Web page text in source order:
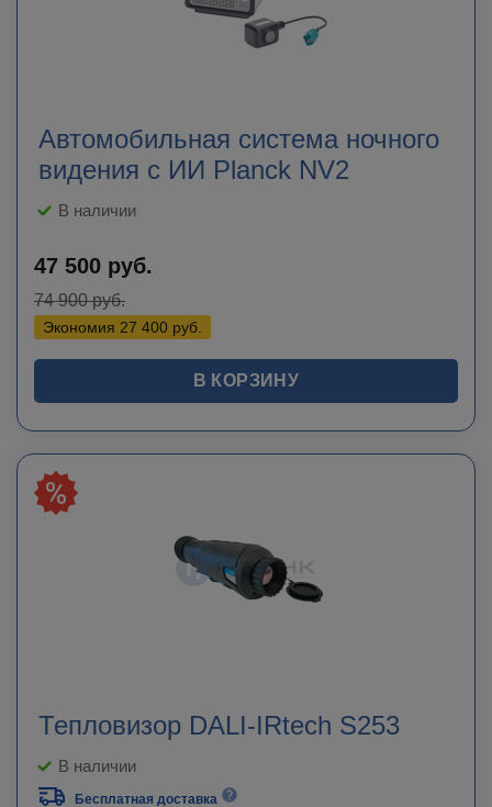
Автомобильная система ночного
видения с ИИ Planck NV2
В наличии
47 500 руб.
74 900руб.
Экономия 27 400 руб.
В КОРЗИНУ
Тепловизор DALI-IRtech S253
В наличии
Бесплатная доставка